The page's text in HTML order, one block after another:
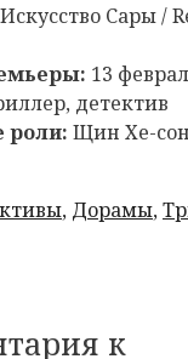
Искусство Сары /
13
детектив
роли: Щин Хе-
, Дорамы,
к